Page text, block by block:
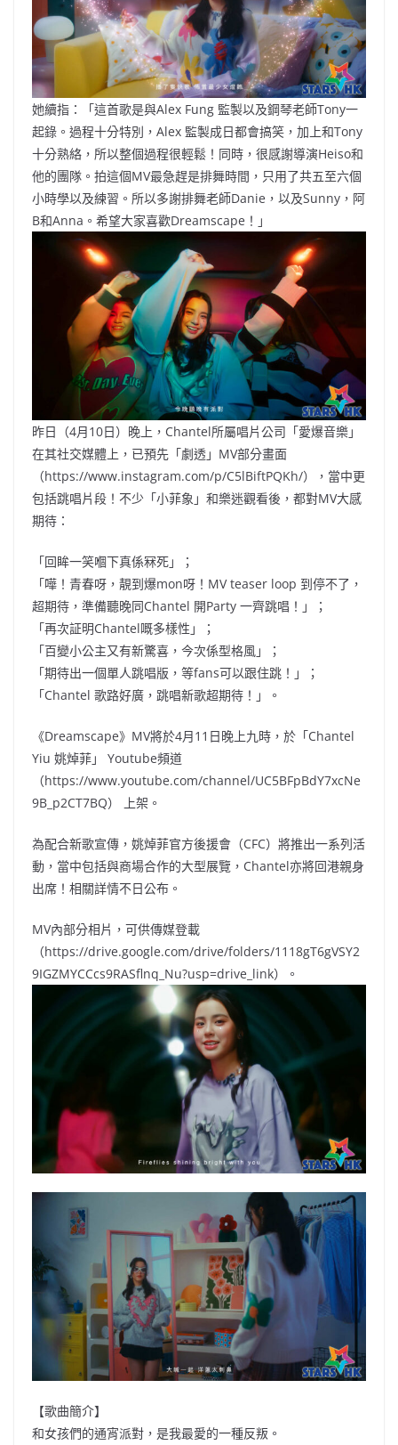
她續指：「這首歌是與Alex Fung 監製以及鋼琴老師Tony一
起錄。過程十分特別，Alex 監製成日都會搞笑，加上和Tony
十分熟絡，所以整個過程很輕鬆！同時，很感謝導演Heiso和
他的團隊。拍這個MV最急趕是排舞時間，只用了共五至六個
小時學以及練習。所以多謝排舞老師Danie，以及Sunny，阿
B和Anna。希望大家喜歡Dreamscape！」
昨日（4月10日）晚上，Chantel所屬唱片公司「愛爆音樂」
在其社交媒體上，已預先「劇透」MV部分畫面
（https://www.instagram.com/p/C5lBiftPQKh/），當中更
包括跳唱片段！不少「小菲象」和樂迷觀看後，都對MV大感
期待：
「回眸一笑嗰下真係冧死」；
「嘩！青春呀，靚到爆mon呀！MV teaser loop 到停不了，
超期待，準備聽晚同Chantel 開Party 一齊跳唱！」；
「再次証明Chantel嘅多樣性」；
「百變小公主又有新驚喜，今次係型格風」；
「期待出一個單人跳唱版，等fans可以跟住跳！」；
「Chantel 歌路好廣，跳唱新歌超期待！」。
《Dreamscape》MV將於4月11日晚上九時，於「Chantel
Yiu 姚焯菲」 Youtube頻道
（https://www.youtube.com/channel/UC5BFpBdY7xcNe
9B_p2CT7BQ） 上架。
為配合新歌宣傳，姚焯菲官方後援會（CFC）將推出一系列活
動，當中包括與商場合作的大型展覽，Chantel亦將回港親身
出席！相關詳情不日公布。
MV內部分相片，可供傳媒登載
（https://drive.google.com/drive/folders/1118gT6gVSY2
9IGZMYCCcs9RASflnq_Nu?usp=drive_link）。
【歌曲簡介】
和女孩們的通宵派對，是我最愛的一種反叛。